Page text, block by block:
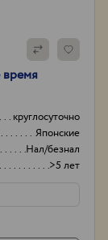
круглосуточно
Японские
Нал/безнал
>5 лет